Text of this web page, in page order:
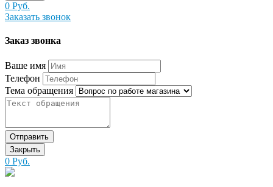
0 Руб.
Заказать звонок
Заказ звонка
Ваше имя
Телефон
Тема обращения
Отправить
Закрыть
0 Руб.